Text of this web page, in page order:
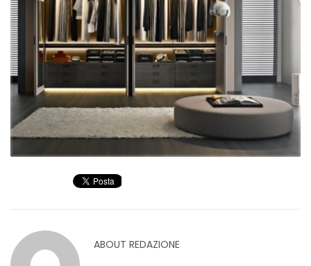
ABOUT REDAZIONE